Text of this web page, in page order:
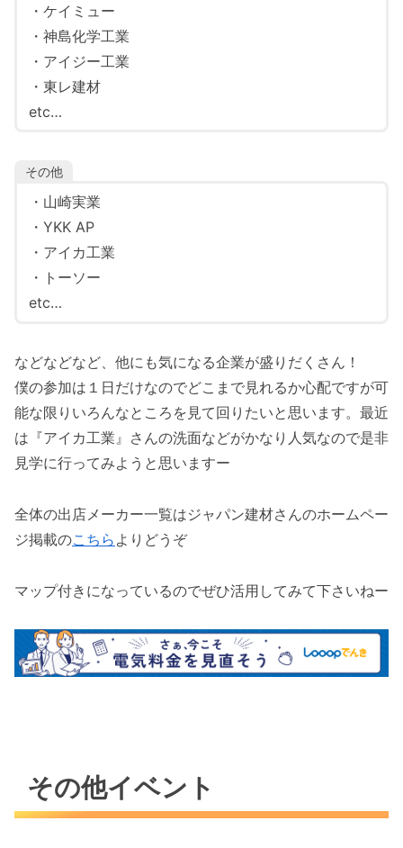
・ケイミュー
・神島化学工業
・アイジー工業
・東レ建材
etc…
その他
・山崎実業
・YKK AP
・アイカ工業
・トーソー
etc…
などなどなど、他にも気になる企業が盛りだくさん！
僕の参加は１日だけなのでどこまで見れるか心配ですが可
能な限りいろんなところを見て回りたいと思います。最近
は『アイカ工業』さんの洗面などがかなり人気なので是非
見学に行ってみようと思いますー
全体の出店メーカー一覧はジャパン建材さんのホームペー
ジ掲載のこちら よりどうぞ
マップ付きになっているのでぜひ活用してみて下さいねー
その他イベント